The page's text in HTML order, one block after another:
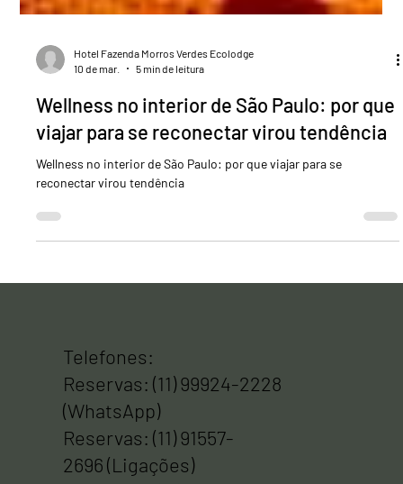
10 de mar.
5 min de leitura
Wellness no interior de São Paulo: por que
viajar para se reconectar virou tendência
reconectar virou tendência
Telefones:
Reservas: (11) 99924-2228
(WhatsApp)
Reservas: (11) 91557-